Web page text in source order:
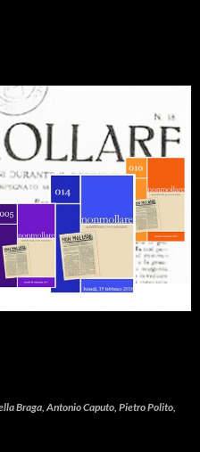
Braga, Antonio Caputo, Pietro Polito,